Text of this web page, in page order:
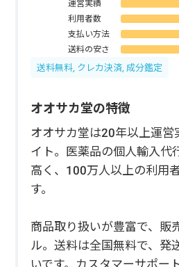
運営実績
利用者数
支払い方法
送料の安さ
送料無料, クレカ決済, 成分鑑定
オオサカ堂の特徴
オオサカ堂は20年以上運営
イト。医薬品の個人輸入代
高く、100万人以上の利用
す。
商品取り扱いが豊富で、販
ル。送料は全国無料で、発